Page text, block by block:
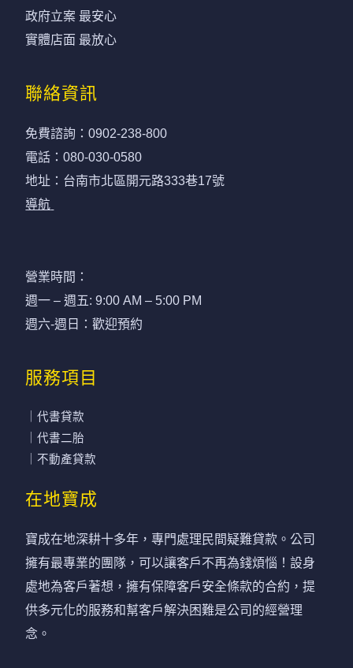
政府立案 最安心
實體店面 最放心
聯絡資訊
免費諮詢：0902-238-800
電話：080-030-0580
地址：台南市北區開元路333巷17號
導航
營業時間：
週一 – 週五: 9:00 AM – 5:00 PM
週六-週日：歡迎預約
服務項目
｜代書貸款
｜代書二胎
｜不動產貸款
在地寶成
寶成在地深耕十多年，專門處理民間疑難貸款。公司
擁有最專業的團隊，可以讓客戶不再為錢煩惱！設身
處地為客戶著想，擁有保障客戶安全條款的合約，提
供多元化的服務和幫客戶解決困難是公司的經營理
念。